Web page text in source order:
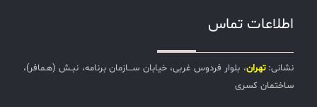
اطلاعات تماس
نشانی:تهران، بلوار فردوس غربی، خیابان ســـازمان برنامه، نبـش (هـمافر)،
ساختمان کسری